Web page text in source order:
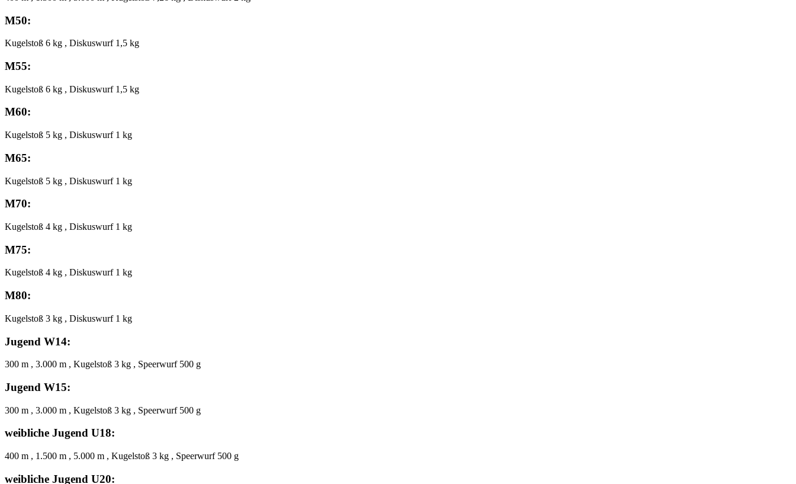
M50:
Kugelstoß 6 kg , Diskuswurf 1,5 kg
M55:
Kugelstoß 6 kg , Diskuswurf 1,5 kg
M60:
Kugelstoß 5 kg , Diskuswurf 1 kg
M65:
Kugelstoß 5 kg , Diskuswurf 1 kg
M70:
Kugelstoß 4 kg , Diskuswurf 1 kg
M75:
Kugelstoß 4 kg , Diskuswurf 1 kg
M80:
Kugelstoß 3 kg , Diskuswurf 1 kg
Jugend W14:
300 m , 3.000 m , Kugelstoß 3 kg , Speerwurf 500 g
Jugend W15:
300 m , 3.000 m , Kugelstoß 3 kg , Speerwurf 500 g
weibliche Jugend U18:
400 m , 1.500 m , 5.000 m , Kugelstoß 3 kg , Speerwurf 500 g
weibliche Jugend U20: